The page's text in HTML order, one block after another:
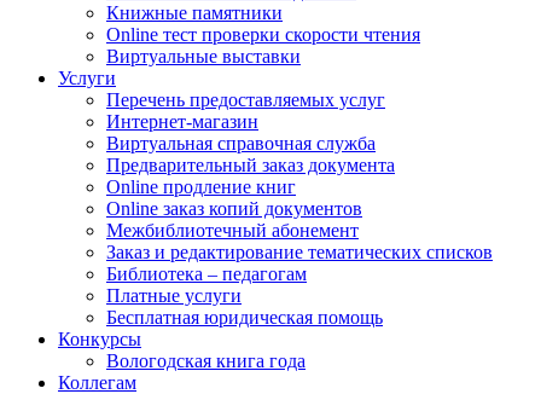
Книжные памятники
Online тест проверки скорости чтения
Виртуальные выставки
Услуги
Перечень предоставляемых услуг
Интернет-магазин
Виртуальная справочная служба
Предварительный заказ документа
Online продление книг
Online заказ копий документов
Межбиблиотечный абонемент
Заказ и редактирование тематических списков
Библиотека – педагогам
Платные услуги
Бесплатная юридическая помощь
Конкурсы
Вологодская книга года
Коллегам